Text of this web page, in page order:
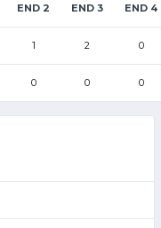
END 2 END 3 END 4
1 2 0
0 0 0